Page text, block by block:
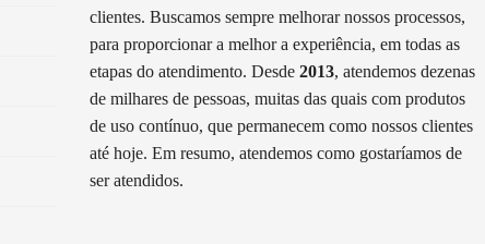
clientes. Buscamos sempre melhorar nossos processos,
para proporcionar a melhor a experiência, em todas as
etapas do atendimento. Desde 2013, atendemos dezenas
de milhares de pessoas, muitas das quais com produtos
de uso contínuo, que permanecem como nossos clientes
até hoje. Em resumo, atendemos como gostaríamos de
ser atendidos.